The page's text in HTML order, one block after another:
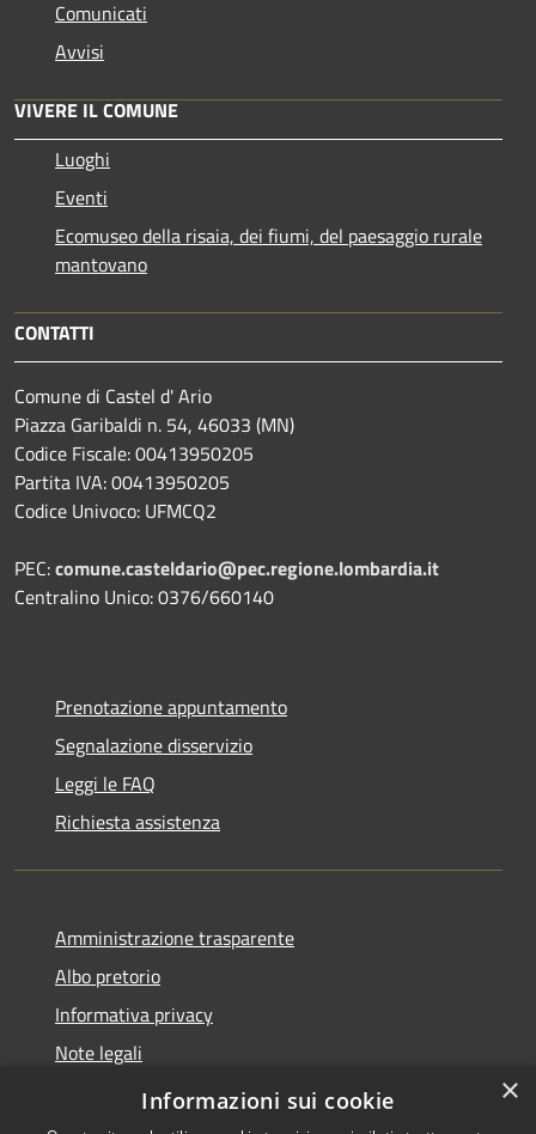
Comunicati
Avvisi
VIVERE IL COMUNE
Luoghi
Eventi
Ecomuseo della risaia, dei fiumi, del paesaggio rurale
mantovano
CONTATTI
Comune di Castel d' Ario
Piazza Garibaldi n. 54, 46033 (MN)
Codice Fiscale: 00413950205
Partita IVA: 00413950205
Codice Univoco: UFMCQ2
PEC:comune.casteldario@pec.regione.lombardia.it
Centralino Unico: 0376/660140
Prenotazione appuntamento
Segnalazione disservizio
Leggi le FAQ
Richiesta assistenza
Amministrazione trasparente
Albo pretorio
Informativa privacy
Note legali
Dichiarazione di accessibilità
×
Informazioni sui cookie